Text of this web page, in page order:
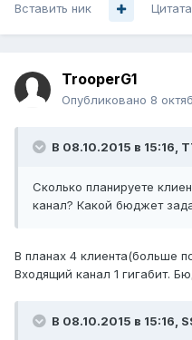
Вставить ник Цитата
TrooperG1
Опубликовано 8
В 08.10.2015 в 15:16,
Сколько планируете
канал? Какой бюджет
В планах 4 клиента(больше
Входящий канал 1 гигабит.
В 08.10.2015 в 15:16,